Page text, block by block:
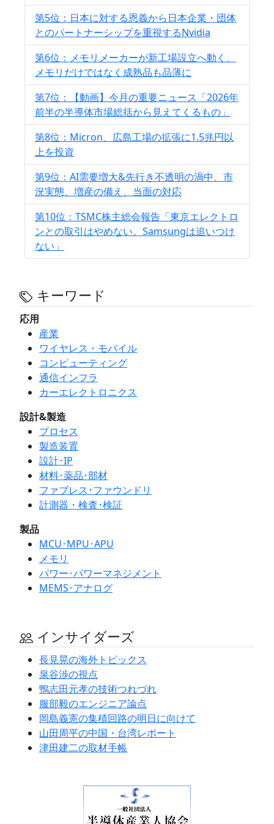
第5位：日本に対する恩義から日本企業・団体
とのパートナーシップを重視するNvidia
第6位：メモリメーカーが新工場設立へ動く、
メモリだけではなく成熟品も品薄に
第7位：【動画】今月の重要ニュース「2026年
前半の半導体市場総括から見えてくるもの」
第8位：Micron、広島工場の拡張に1.5兆円以
上を投資
第9位：AI需要増大&先行き不透明の渦中、市
況実態、増産の備え、当面の対応
第10位：TSMC株主総会報告「東京エレクトロ
ンとの取引はやめない。Samsungは追いつけ
ない」
キーワード
応用
産業
ワイヤレス・モバイル
コンピューティング
通信インフラ
カーエレクトロニクス
設計&製造
プロセス
製造装置
設計･IP
材料･薬品･部材
ファブレス･ファウンドリ
計測器・検査･検証
製品
MCU･MPU･APU
メモリ
パワー･パワーマネジメント
MEMS･アナログ
インサイダーズ
長見晃の海外トピックス
泉谷渉の視点
鴨志田元孝の技術つれづれ
服部毅のエンジニア論点
岡島義憲の集積回路の明日に向けて
山田周平の中国・台湾レポート
津田建二の取材手帳